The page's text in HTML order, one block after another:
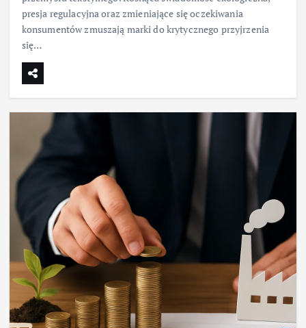
presja regulacyjna oraz zmieniające się oczekiwania
konsumentów zmuszają marki do krytycznego przyjrzenia
się…